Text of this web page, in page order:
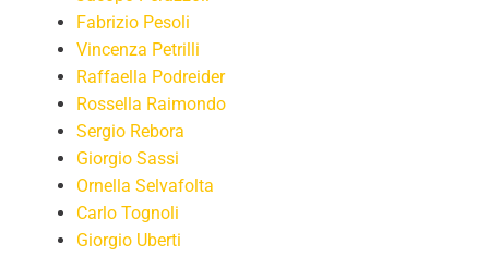
Fabrizio Pesoli
Vincenza Petrilli
Raffaella Podreider
Rossella Raimondo
Sergio Rebora
Giorgio Sassi
Ornella Selvafolta
Carlo Tognoli
Giorgio Uberti